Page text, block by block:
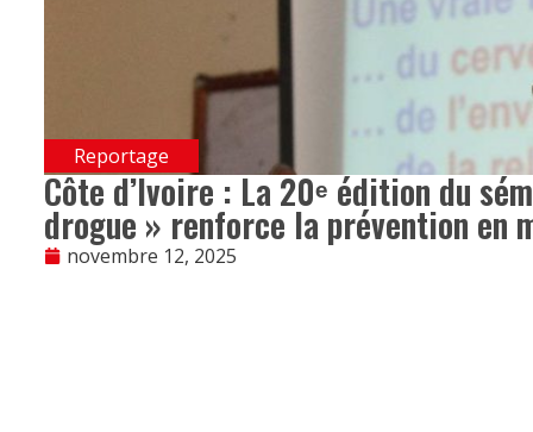
Reportage
Côte d’Ivoire : La 20ᵉ édition du
drogue » renforce la prévention en
novembre 12, 2025